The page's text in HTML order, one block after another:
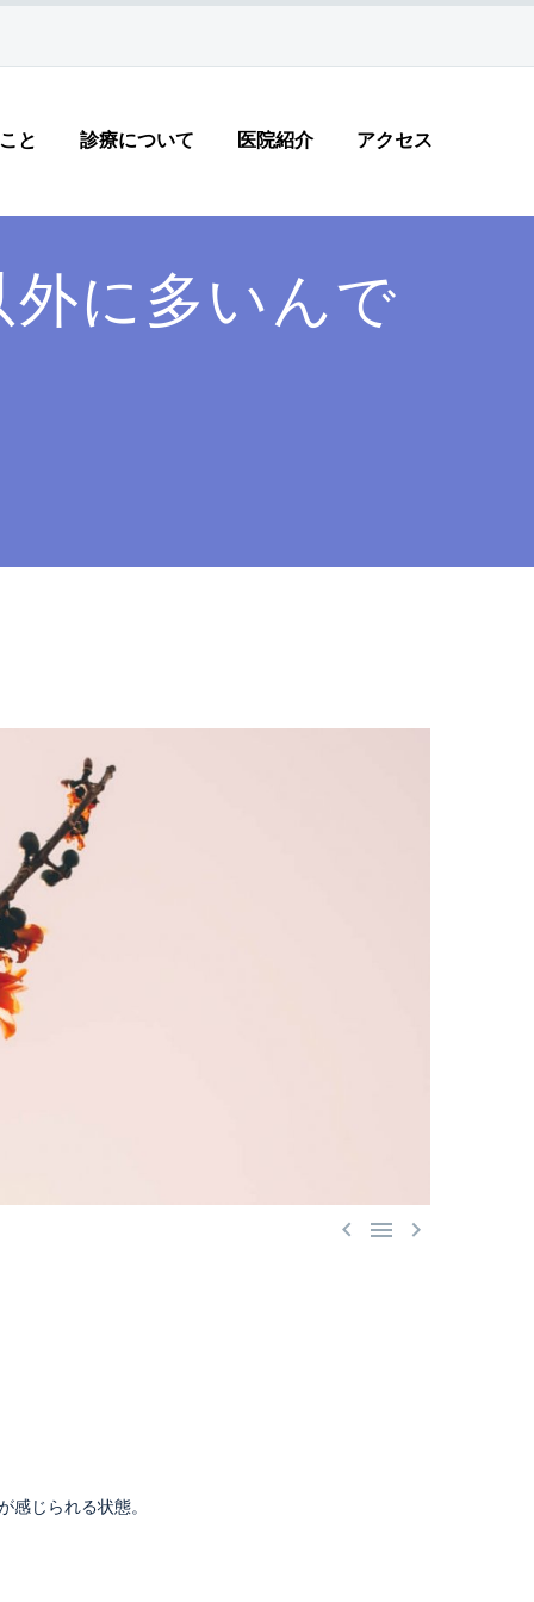
と 診療について 医院紹介 アクセス
に多いんで
  
じられる状態。